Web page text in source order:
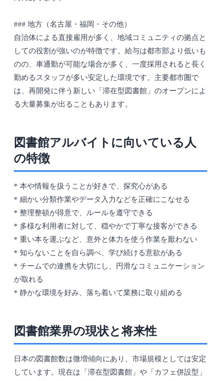
### 地方（名古屋・福岡・その他）
自治体による直接雇用が多く、地域コミュニティの拠点と
しての役割が強いのが特徴です。給与は都市部より低いも
のの、車通勤が可能な場合が多く、一度採用されると長く
勤めるスタッフが多い安定した環境です。主要都市圏で
は、再開発に伴う新しい「滞在型図書館」のオープンによ
る大量募集が出ることもあります。
図書館アルバイトに向いている人
の特徴
* 本や情報を扱うことが好きで、探究心がある
* 細かい分類作業やデータ入力などを正確にこなせる
* 整理整頓が得意で、ルールを遵守できる
* 多様な利用者に対して、穏やかで丁寧な接客ができる
* 重い本を運ぶなど、意外と体力を使う作業を厭わない
* 知らないことを自ら調べ、学び続ける意欲がある
* チームでの連携を大切にし、円滑なコミュニケーション
が取れる
* 静かな環境を好み、落ち着いて業務に取り組める
図書館業界の現状と将来性
日本の図書館数は微増傾向にあり、市場規模としては安定
しています。現在は「滞在型図書館」や「カフェ併設型」